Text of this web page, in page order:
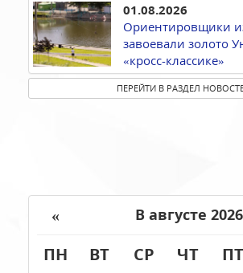
01.08.2026
Ориентировщики
завоевали золото
«кросс-классике»
ПЕРЕЙТИ В РАЗДЕЛ
« В августе 2026
ПН
ВТ СР ЧТ ПТ